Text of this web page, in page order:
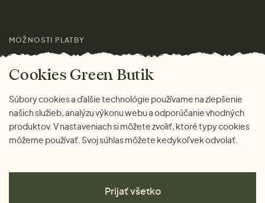
MOŽNOSTI PLATBY
Cookies Green Butik
Súbory cookies a ďalšie technológie používame na zlepšenie
našich služieb, analýzu výkonu webu a odporúčanie vhodných
produktov. V nastaveniach si môžete zvoliť, ktoré typy cookies
môžeme používať. Svoj súhlas môžete kedykoľvek odvolať.
Prijať všetko